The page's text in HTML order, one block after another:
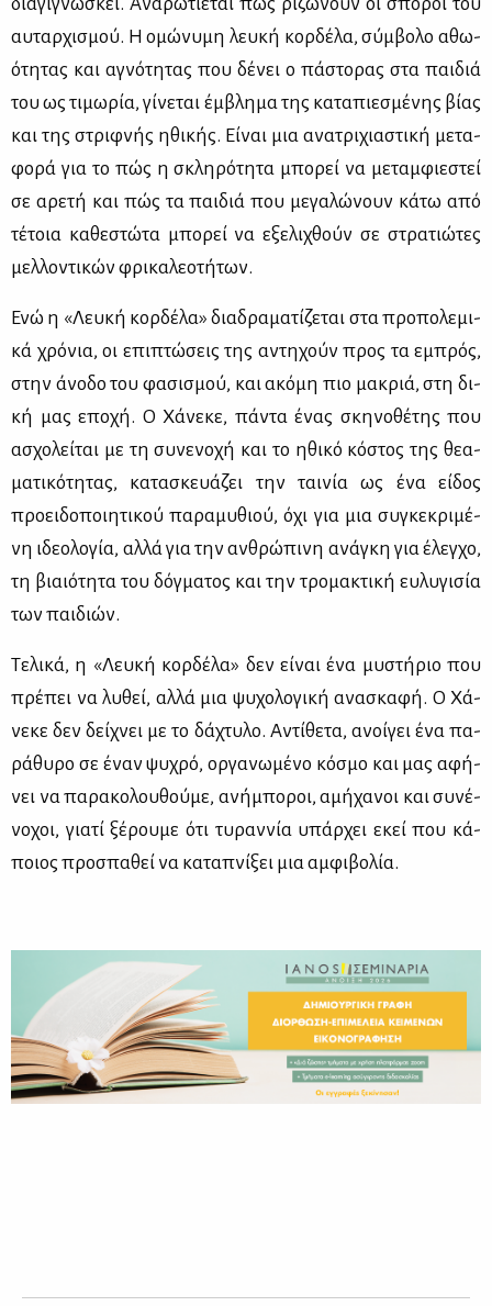
δια­γι­γνώ­σκει. Ανα­ρω­τιέ­ται πώς ρι­ζώ­νουν οι σπό­ροι του
αυ­ταρ­χι­σμού. Η ομώ­νυ­μη λευ­κή κορ­δέ­λα, σύμ­βο­λο αθω­
ό­τη­τας και αγνό­τη­τας που δέ­νει ο πά­στο­ρας στα παι­διά
του ως τι­μω­ρία, γί­νε­ται έμ­βλη­μα της κα­τα­πιε­σμέ­νης βί­ας
και της στριφ­νής ηθι­κής. Εί­ναι μια ανα­τρι­χια­στι­κή με­τα­
φο­ρά για το πώς η σκλη­ρό­τη­τα μπο­ρεί να με­ταμ­φιε­στεί
σε αρε­τή και πώς τα παι­διά που με­γα­λώ­νουν κά­τω από
τέ­τοια κα­θε­στώ­τα μπο­ρεί να εξε­λι­χθούν σε στρα­τιώ­τες
μελ­λο­ντι­κών φρι­κα­λε­ο­τή­των.
Ενώ η «Λευ­κή κορ­δέ­λα» δια­δρα­μα­τί­ζε­ται στα προ­πο­λε­μι­
κά χρό­νια, οι επι­πτώ­σεις της αντη­χούν προς τα εμπρός,
στην άνο­δο του φα­σι­σμού, και ακό­μη πιο μα­κριά, στη δι­
κή μας επο­χή. Ο Χά­νε­κε, πά­ντα ένας σκη­νο­θέ­της που
ασχο­λεί­ται με τη συ­νε­νο­χή και το ηθι­κό κό­στος της θε­α­
μα­τι­κό­τη­τας, κα­τα­σκευά­ζει την ται­νία ως ένα εί­δος
προει­δο­ποι­η­τι­κού πα­ρα­μυ­θιού, όχι για μια συ­γκε­κρι­μέ­
νη ιδε­ο­λο­γία, αλ­λά για την αν­θρώ­πι­νη ανά­γκη για έλεγ­χο,
τη βιαιό­τη­τα του δόγ­μα­τος και την τρο­μα­κτι­κή ευ­λυ­γι­σία
των παι­διών.
Τε­λι­κά, η «Λευ­κή κορ­δέ­λα» δεν εί­ναι ένα μυ­στή­ριο που
πρέ­πει να λυ­θεί, αλ­λά μια ψυ­χο­λο­γι­κή ανα­σκα­φή. Ο Χά­
νε­κε δεν δεί­χνει με το δά­χτυ­λο. Αντί­θε­τα, ανοί­γει ένα πα­
ρά­θυ­ρο σε έναν ψυ­χρό, ορ­γα­νω­μέ­νο κό­σμο και μας αφή­
νει να πα­ρα­κο­λου­θού­με, ανή­μπο­ροι, αμή­χα­νοι και συ­νέ­
νο­χοι, για­τί ξέ­ρου­με ότι τυ­ραν­νία υπάρ­χει εκεί που κά­
ποιος προ­σπα­θεί να κα­τα­πνί­ξει μια αμ­φι­βο­λία.